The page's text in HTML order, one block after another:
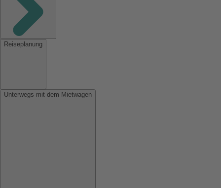
Reiseplanung
Unterwegs mit dem Mietwagen